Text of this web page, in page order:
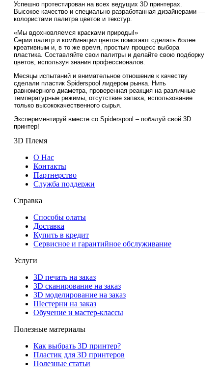
Успешно протестирован на всех ведущих 3D принтерах.
Высокое качество и специально разработанная дизайнерами —
колористами палитра цветов и текстур.
«Мы вдохновляемся красками природы!»
Серии палитр и комбинации цветов помогают сделать более
креативным и, в то же время, простым процесс выбора
пластика. Составляйте свои палитры и делайте свою подборку
цветов, используя знания профессионалов.
Месяцы испытаний и внимательное отношение к качеству
сделали пластик Spiderspool лидером рынка. Нить
равномерного диаметра, проверенная реакция на различные
температурные режимы, отсутствие запаха, использование
только высококачественного сырья.
Экспериментируй вместе со Spiderspool – побалуй свой 3D
принтер!
3D Племя
О Нас
Контакты
Партнерcтво
Служба поддержи
Справка
Способы олаты
Доставка
Купить в кредит
Сервисное и гарантийное обслуживание
Услуги
3D печать на заказ
3D сканирование на заказ
3D моделирование на заказ
Шестерни на заказ
Обучение и мастер-классы
Полезные материалы
Как выбрать 3D принтер?
Пластик для 3D принтеров
Полезные статьи